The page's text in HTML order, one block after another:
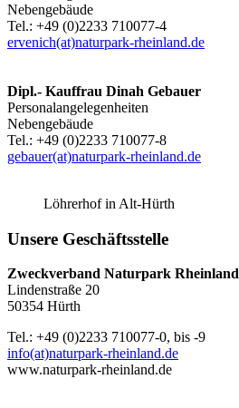
Nebengebäude
Tel.: +49 (0)2233 710077-4
ervenich(at)naturpark-rheinland.de
Dipl.- Kauffrau Dinah Gebauer
Personalangelegenheiten
Nebengebäude
Tel.: +49 (0)2233 710077-8
gebauer(at)naturpark-rheinland.de
Löhrerhof in Alt-Hürth
Unsere Geschäftsstelle
Zweckverband Naturpark Rheinland
Lindenstraße 20
50354 Hürth
Tel.: +49 (0)2233 710077-0, bis -9
info(at)naturpark-rheinland.de
www.naturpark-rheinland.de